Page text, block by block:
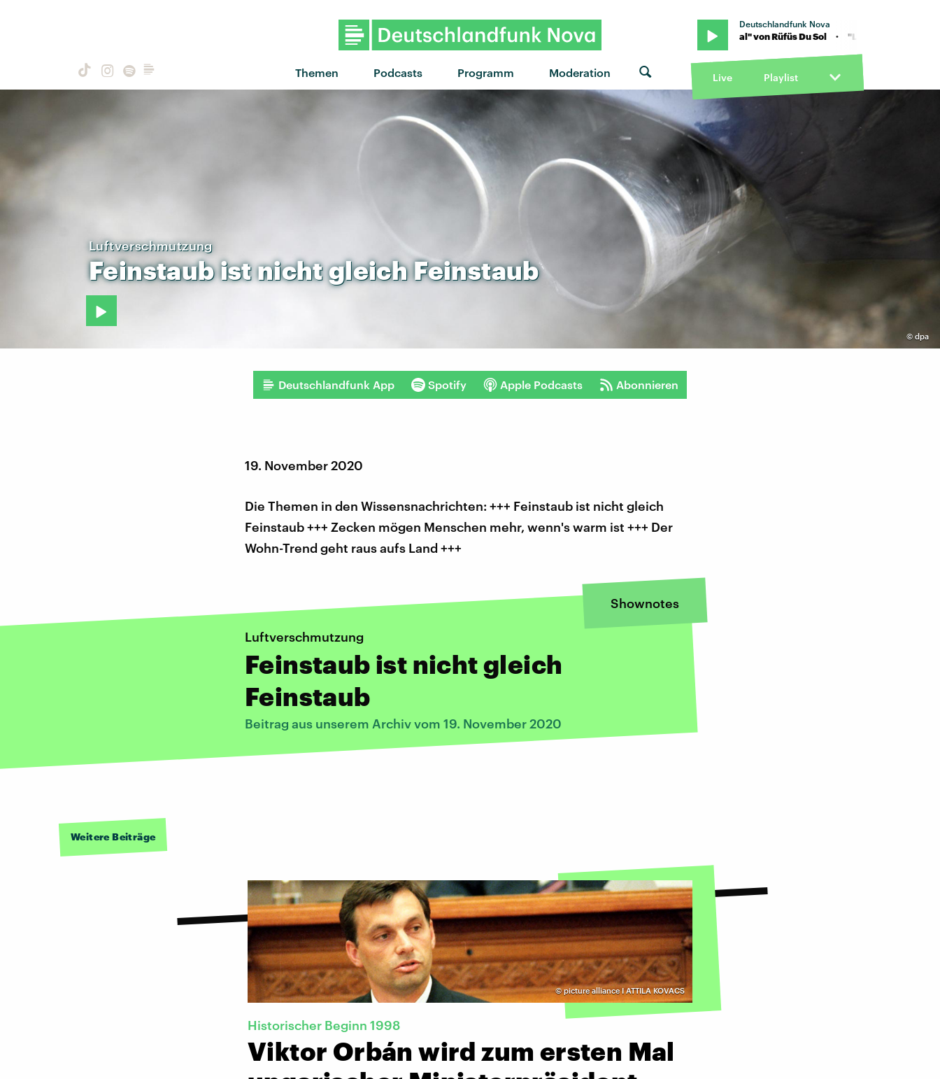
Themen Podcasts Programm Moderation
Deutschlandfunk Nova
"Like An Animal" von Rüfüs Du Sol · "Like An Animal" von Rüfüs Du Sol · "Like An Animal" von Rüfüs Du
Live Playlist
© dpa
Luftverschmutzung
FeinstaubistnichtgleichFeinstaub
Deutschlandfunk App Spotify Apple Podcasts Abonnieren
19. November 2020
Die Themen in den Wissensnachrichten: +++ Feinstaub ist nicht gleich
Feinstaub +++ Zecken mögen Menschen mehr, wenn's warm ist +++ Der
Wohn-Trend geht raus aufs Land +++
Shownotes
Luftverschmutzung
Feinstaub ist nicht gleich
Feinstaub
Beitrag aus unserem Archiv vom 19. November 2020
Weitere Beiträge
©picture alliance I ATTILA KOVACS
Historischer Beginn 1998
Viktor Orbán wird zum ersten Mal